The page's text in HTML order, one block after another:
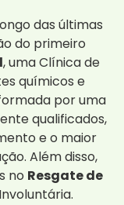
das últimas
do primeiro
, uma Clínica de
químicos e
por uma
qualificados,
e o maior
Além disso,
no Resgate de